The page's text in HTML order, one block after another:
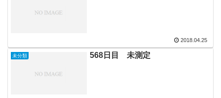
2018.04.25
未分類 568日目 未測定